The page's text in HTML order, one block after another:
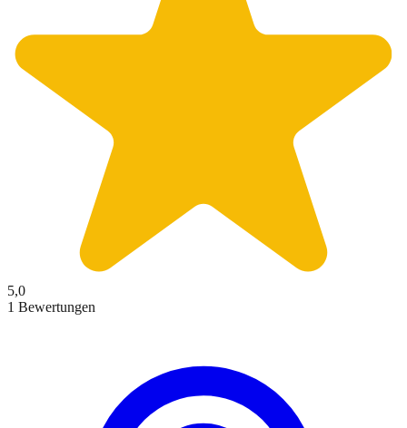
5,0
1 Bewertungen